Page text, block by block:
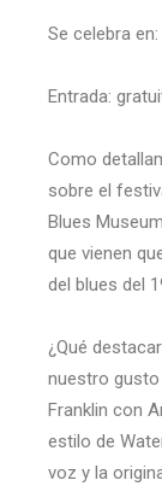
Se celebra
Entrada:
Como
sobre el
Blues
que vienen
del blues del
¿Qué
nuestro
Franklin con
estilo de
voz y la